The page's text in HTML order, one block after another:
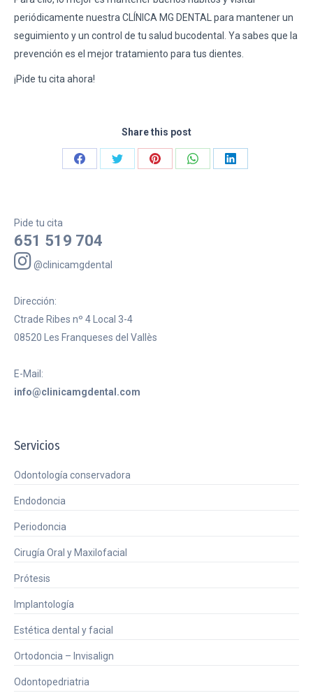
periódicamente nuestra CLÍNICA MG DENTAL para mantener un
seguimiento y un control de tu salud bucodental. Ya sabes que la
prevención es el mejor tratamiento para tus dientes.
¡Pide tu cita ahora!
Share this post
Share
Share
Share
Share
Share
Pide tu cita
651 519 704
@clinicamgdental
Dirección:
Ctrade Ribes nº 4 Local 3-4
08520 Les Franqueses del Vallès
E-Mail:
info@clinicamgdental.com
Servicios
Odontología conservadora
Endodoncia
Periodoncia
Cirugía Oral y Maxilofacial
Prótesis
Implantología
Estética dental y facial
Ortodoncia – Invisalign
Odontopedriatria